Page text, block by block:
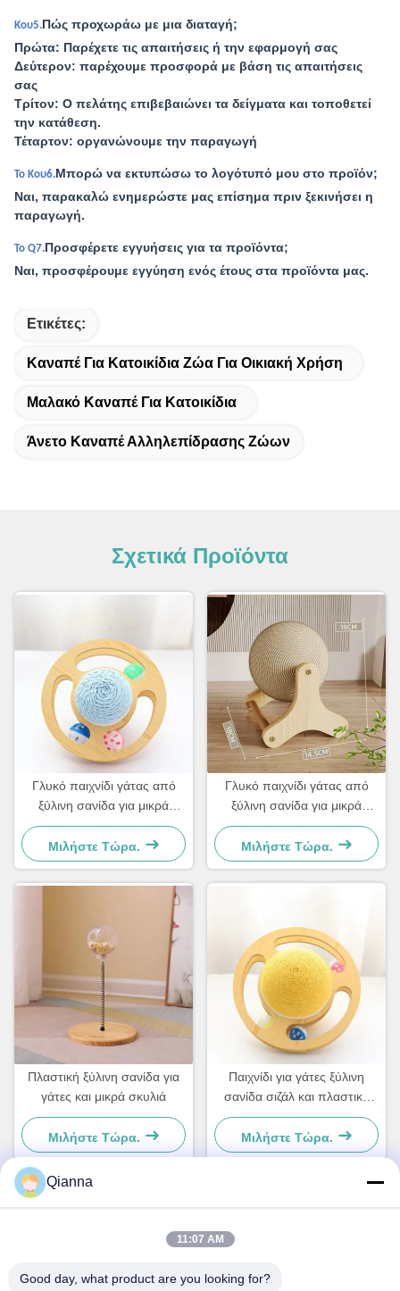
Κου5.Πώς προχωράω με μια διαταγή;
Πρώτα: Παρέχετε τις απαιτήσεις ή την εφαρμογή σας
Δεύτερον: παρέχουμε προσφορά με βάση τις απαιτήσεις
σας
Τρίτον: Ο πελάτης επιβεβαιώνει τα δείγματα και τοποθετεί
την κατάθεση.
Τέταρτον: οργανώνουμε την παραγωγή
Το Κου6.Μπορώ να εκτυπώσω το λογότυπό μου στο προϊόν;
Ναι, παρακαλώ ενημερώστε μας επίσημα πριν ξεκινήσει η
παραγωγή.
Το Q7.Προσφέρετε εγγυήσεις για τα προϊόντα;
Ναι, προσφέρουμε εγγύηση ενός έτους στα προϊόντα μας.
Ετικέτες:
Καναπέ Για Κατοικίδια Ζώα Για Οικιακή Χρήση
Μαλακό Καναπέ Για Κατοικίδια
Άνετο Καναπέ Αλληλεπίδρασης Ζώων
Σχετικά Προϊόντα
Γλυκό παιχνίδι γάτας από
ξύλινη σανίδα για μικρά
σκυλιά και γάτες Απλό και
πρακτικό
Μιλήστε Τώρα.
Γλυκό παιχνίδι γάτας από
ξύλινη σανίδα για μικρά
σκυλιά και γάτες Απλό και
πρακτικό
Μιλήστε Τώρα.
Πλαστική ξύλινη σανίδα για
γάτες και μικρά σκυλιά
Μιλήστε Τώρα.
Παιχνίδι για γάτες ξύλινη
σανίδα σιζάλ και πλαστικό
Για μικρά σκυλιά και γάτες
Απλό και πρακτικό
Μιλήστε Τώρα.
Διεύθυνση
Qianna
11:07 AM
Good day, what product are you looking for?